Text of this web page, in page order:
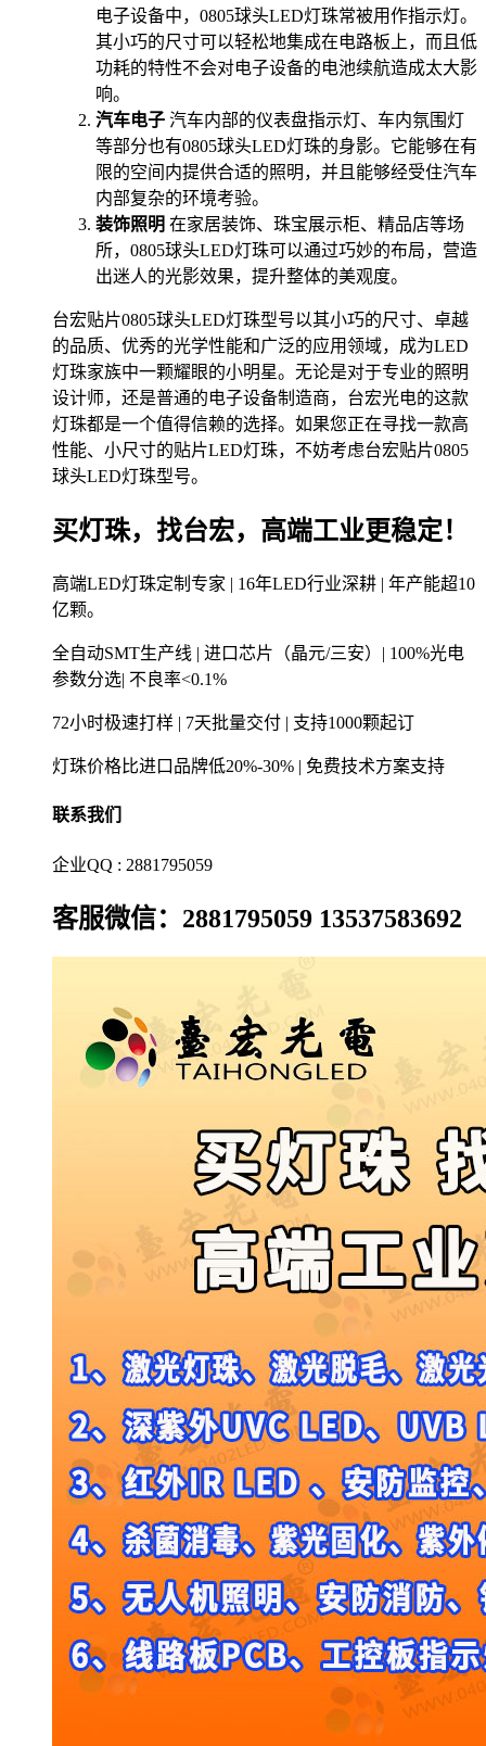
电子设备中，0805球头LED灯珠常被用作指示灯。
其小巧的尺寸可以轻松地集成在电路板上，而且低
功耗的特性不会对电子设备的电池续航造成太大影
响。
汽车电子 汽车内部的仪表盘指示灯、车内氛围灯
等部分也有0805球头LED灯珠的身影。它能够在有
限的空间内提供合适的照明，并且能够经受住汽车
内部复杂的环境考验。
装饰照明 在家居装饰、珠宝展示柜、精品店等场
所，0805球头LED灯珠可以通过巧妙的布局，营造
出迷人的光影效果，提升整体的美观度。
台宏贴片0805球头LED灯珠型号以其小巧的尺寸、卓越
的品质、优秀的光学性能和广泛的应用领域，成为LED
灯珠家族中一颗耀眼的小明星。无论是对于专业的照明
设计师，还是普通的电子设备制造商，台宏光电的这款
灯珠都是一个值得信赖的选择。如果您正在寻找一款高
性能、小尺寸的贴片LED灯珠，不妨考虑台宏贴片0805
球头LED灯珠型号。
买灯珠，找台宏，高端工业更稳定！
高端LED灯珠定制专家 | 16年LED行业深耕 | 年产能超10
亿颗。
全自动SMT生产线 | 进口芯片（晶元/三安）| 100%光电
参数分选| 不良率<0.1%
72小时极速打样 | 7天批量交付 | 支持1000颗起订
灯珠价格比进口品牌低20%-30% | 免费技术方案支持
联系我们
企业QQ : 2881795059
客服微信：2881795059 13537583692